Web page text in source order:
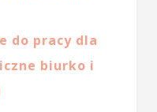
do pracy dla
biurko i